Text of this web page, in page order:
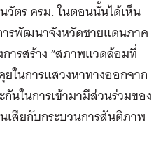
ตร ครม. ในตอนนั้นได้เห็น
ารพัฒนาจังหวัดชายแดนภาค
ารสร้าง “สภาพแวดล้อมที่
ในการแสวงหาทางออกจาก
นในการเข้ามามีส่วนร่วมของ
เสียกับกระบวนการสันติภาพ